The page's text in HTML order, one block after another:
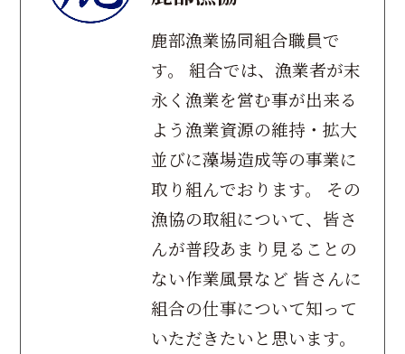
鹿部漁業協同組合職員で
す。 組合では、漁業者が末
永く漁業を営む事が出来る
よう漁業資源の維持・拡大
並びに藻場造成等の事業に
取り組んでおります。 その
漁協の取組について、皆さ
んが普段あまり見ることの
ない作業風景など 皆さんに
組合の仕事について知って
いただきたいと思います。